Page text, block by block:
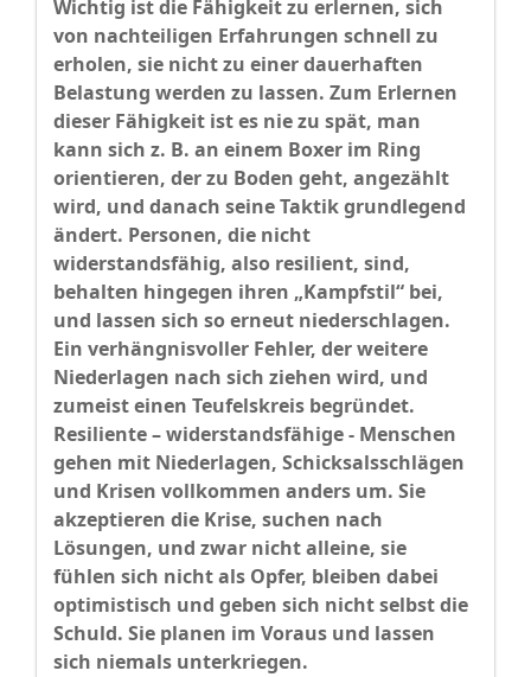
Wichtig ist die Fähigkeit zu erlernen, sich
von nachteiligen Erfahrungen schnell zu
erholen, sie nicht zu einer dauerhaften
Belastung werden zu lassen. Zum Erlernen
dieser Fähigkeit ist es nie zu spät, man
kann sich z. B. an einem Boxer im Ring
orientieren, der zu Boden geht, angezählt
wird, und danach seine Taktik grundlegend
ändert. Personen, die nicht
widerstandsfähig, also resilient, sind,
behalten hingegen ihren „Kampfstil“ bei,
und lassen sich so erneut niederschlagen.
Ein verhängnisvoller Fehler, der weitere
Niederlagen nach sich ziehen wird, und
zumeist einen Teufelskreis begründet.
Resiliente – widerstandsfähige - Menschen
gehen mit Niederlagen, Schicksalsschlägen
und Krisen vollkommen anders um. Sie
akzeptieren die Krise, suchen nach
Lösungen, und zwar nicht alleine, sie
fühlen sich nicht als Opfer, bleiben dabei
optimistisch und geben sich nicht selbst die
Schuld. Sie planen im Voraus und lassen
sich niemals unterkriegen.